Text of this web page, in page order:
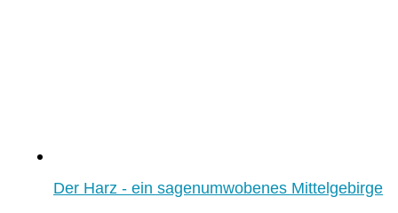
Der Harz - ein sagenumwobenes Mittelgebirge